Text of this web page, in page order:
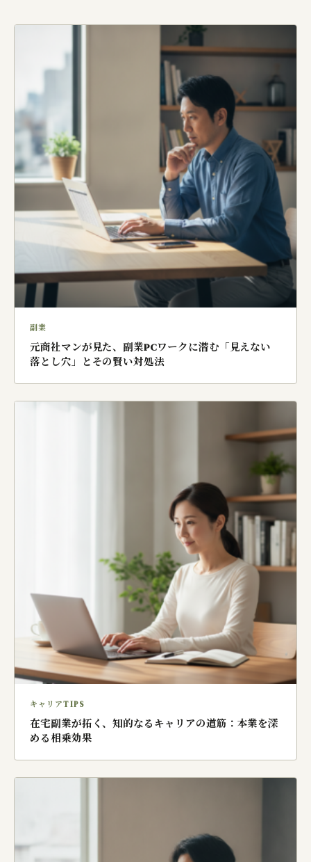
副業
元商社マンが見た、副業PCワークに潜む「見えない
落とし穴」とその賢い対処法
キャリアTIPS
在宅副業が拓く、知的なるキャリアの道筋：本業を深
める相乗効果